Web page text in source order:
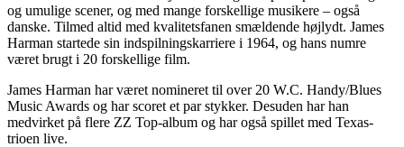
og umulige scener, og med mange forskellige musikere – også
danske. Tilmed altid med kvalitetsfanen smældende højlydt. James
Harman startede sin indspilningskarriere i 1964, og hans numre
været brugt i 20 forskellige film.
James Harman har været nomineret til over 20 W.C. Handy/Blues
Music Awards og har scoret et par stykker. Desuden har han
medvirket på flere ZZ Top-album og har også spillet med Texas-
trioen live.